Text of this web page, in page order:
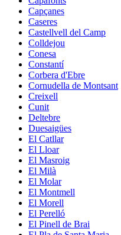
Capçanes
Caseres
Castellvell del Camp
Colldejou
Conesa
Constantí
Corbera d'Ebre
Cornudella de Montsant
Creixell
Cunit
Deltebre
Duesaigües
El Catllar
El Lloar
El Masroig
El Milà
El Molar
El Montmell
El Morell
El Perelló
El Pinell de Brai